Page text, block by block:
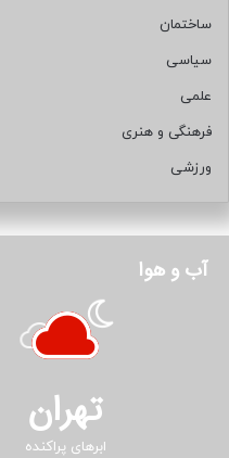
ساختمان
سیاسی
علمی
فرهنگی و هنری
ورزشی
آب و هوا
تهران
ابرهای پراکنده